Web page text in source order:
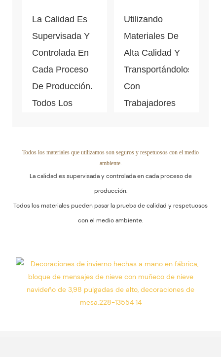
Producción
Masiva.
La Calidad Es
Supervisada Y
Controlada En
Cada Proceso
De Producción.
Todos Los
La Prueba De
Con El Medio
Utilizando
Materiales De
Alta Calidad Y
Transportándolos
Con
Trabajadores
Los Productos
Todos los materiales que utilizamos son seguros y respetuosos con el medio
ambiente.
La calidad es supervisada y controlada en cada proceso de
producción.
Todos los materiales pueden pasar la prueba de calidad y respetuosos
con el medio ambiente.